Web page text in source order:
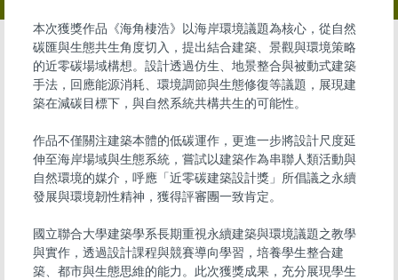
本次獲獎作品《海角棲浩》以海岸環境議題為核心，從自然
碳匯與生態共生角度切入，提出結合建築、景觀與環境策略
的近零碳場域構想。設計透過仿生、地景整合與被動式建築
手法，回應能源消耗、環境調節與生態修復等議題，展現建
築在減碳目標下，與自然系統共構共生的可能性。
作品不僅關注建築本體的低碳運作，更進一步將設計尺度延
伸至海岸場域與生態系統，嘗試以建築作為串聯人類活動與
自然環境的媒介，呼應「近零碳建築設計獎」所倡議之永續
發展與環境韌性精神，獲得評審團一致肯定。
國立聯合大學建築學系長期重視永續建築與環境議題之教學
與實作，透過設計課程與競賽導向學習，培養學生整合建
築、都市與生態思維的能力。此次獲獎成果，充分展現學生